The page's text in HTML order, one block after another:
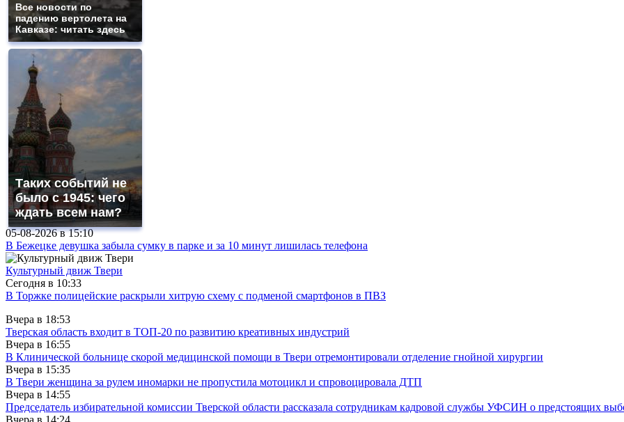
Все новости по
падению вертолета на
Кавказе: читать здесь
Таких событий не
было с 1945: чего
ждать всем нам?
05-08-2026 в15:10
В Бежецке девушка забыла сумку в парке и за 10 минут лишилась телефона
Культурный движ Твери
Сегодня в 10:33
В Торжке полицейские раскрыли хитрую схему с подменой смартфонов в ПВЗ
Вчера в 18:53
Тверская область входит в ТОП-20 по развитию креативных индустрий
Вчера в 16:55
В Клинической больнице скорой медицинской помощи в Твери отремонтировали отделение гнойной хирургии
Вчера в 15:35
В Твери женщина за рулем иномарки не пропустила мотоцикл и спровоцировала ДТП
Вчера в 14:55
Председатель избирательной комиссии Тверской области рассказала сотрудникам кадровой службы УФСИН о предстоящих
Вчера в 14:24